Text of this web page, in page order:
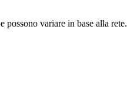
variare in base alla rete.